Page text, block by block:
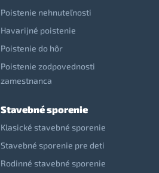
Poistenie nehnuteľnosti
Havarijné poistenie
Poistenie do hôr
Poistenie zodpovednosti
zamestnanca
Stavebné sporenie
Klasické stavebné sporenie
Stavebné sporenie pre deti
Rodinné stavebné sporenie